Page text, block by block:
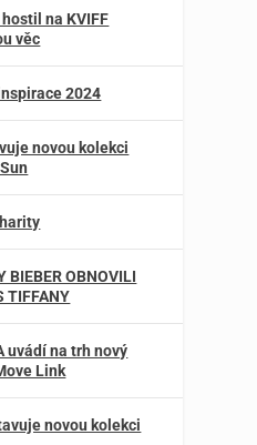
na KVIFF
věc
2024
novou kolekci
BIEBER OBNOVILI
TIFFANY
uvádí na trh nový
Link
novou kolekci